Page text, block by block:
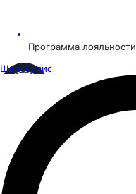
Программа лояльности
Шинсервис